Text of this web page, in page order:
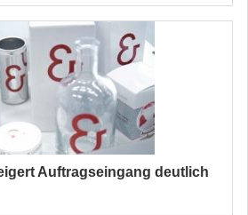
Auftragseingang deutlich